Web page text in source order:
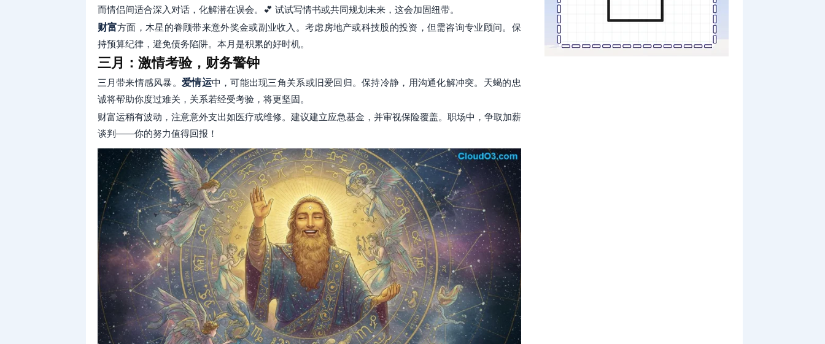
而情侣间适合深入对话，化解潜在误会。💕 试试写情书或共同规划未来，这会加固纽带。
财富方面，木星的眷顾带来意外奖金或副业收入。考虑房地产或科技股的投资，但需咨询专业顾问。保
持预算纪律，避免债务陷阱。本月是积累的好时机。
三月：激情考验，财务警钟
三月带来情感风暴。 爱情运中，可能出现三角关系或旧爱回归。保持冷静，用沟通化解冲突。天蝎的忠
诚将帮助你度过难关，关系若经受考验，将更坚固。
财富运稍有波动，注意意外支出如医疗或维修。建议建立应急基金，并审视保险覆盖。职场中，争取加薪
谈判——你的努力值得回报！